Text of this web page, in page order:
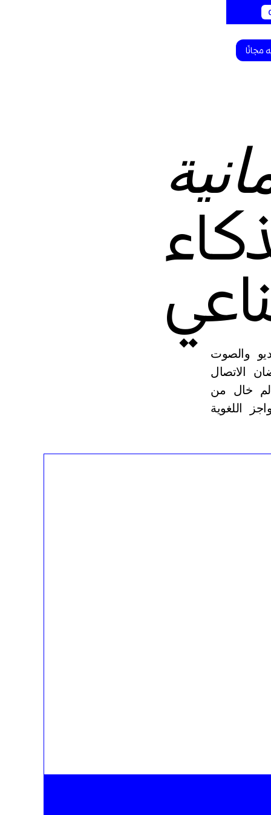
مجانًا
والصوت
احتضان الاتصال
خال من
اللغوية